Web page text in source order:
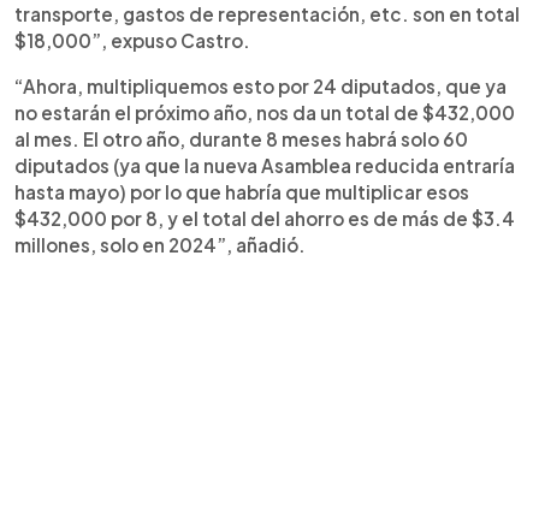
transporte, gastos de representación, etc. son en total
$18,000”, expuso Castro.
“Ahora, multipliquemos esto por 24 diputados, que ya
no estarán el próximo año, nos da un total de $432,000
al mes. El otro año, durante 8 meses habrá solo 60
diputados (ya que la nueva Asamblea reducida entraría
hasta mayo) por lo que habría que multiplicar esos
$432,000 por 8, y el total del ahorro es de más de $3.4
millones, solo en 2024”, añadió.